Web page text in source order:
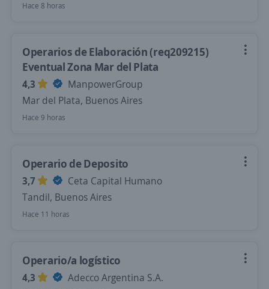
Hace 8 horas
Operarios de Elaboración (req209215)
Eventual Zona Mar del Plata
4,3
ManpowerGroup
Mar del Plata, Buenos Aires
Hace 9 horas
Operario de Deposito
3,7
Ceta Capital Humano
Tandil, Buenos Aires
Hace 11 horas
Operario/a logístico
4,3
Adecco Argentina S.A.